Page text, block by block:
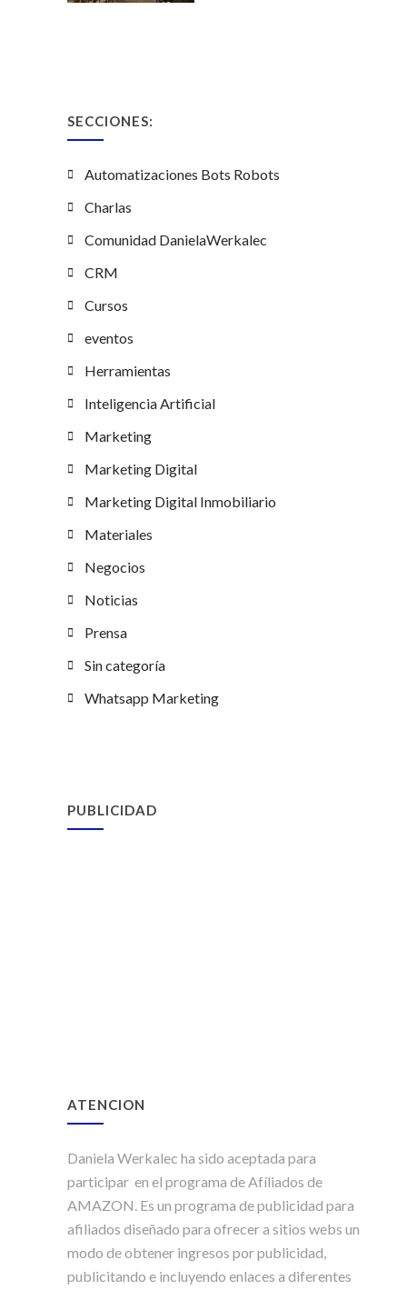
SECCIONES:
Automatizaciones Bots Robots
Charlas
Comunidad DanielaWerkalec
CRM
Cursos
eventos
Herramientas
Inteligencia Artificial
Marketing
Marketing Digital
Marketing Digital Inmobiliario
Materiales
Negocios
Noticias
Prensa
Sin categoría
Whatsapp Marketing
PUBLICIDAD
ATENCION
Daniela Werkalec ha sido aceptada para
participar en el programa de Afíliados de
AMAZON. Es un programa de publicidad para
afiliados diseñado para ofrecer a sitios webs un
modo de obtener ingresos por publicidad,
publicitando e incluyendo enlaces a diferentes